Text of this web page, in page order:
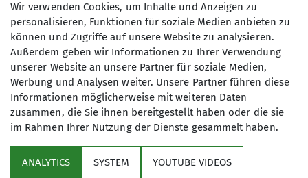
Die Rundwanderung führt vom Bahnhof durch
das Zentrum von Witzenhausen auf dem
Kirschwanderweg 1 zum Sulzberg und weiter auf
dem Werra-Burgen-Steig durch Wendershausen.
Von dort geht es zurück ins Zentrum von
Witzenhausen und dann zum Bahnhof.
Die Streckenlänge beträgt ca. 17 km mit ca. 400
Die Strecke verläuft überwiegend auf gut
Wir verwenden Cookies, um Inhalte und Anzeigen zu
personalisieren, Funktionen für soziale Medien anbieten zu
können und Zugriffe auf unsere Website zu analysieren.
Außerdem geben wir Informationen zu Ihrer Verwendung
unserer Website an unsere Partner für soziale Medien,
Werbung und Analysen weiter. Unsere Partner führen diese
Informationen möglicherweise mit weiteren Daten
zusammen, die Sie ihnen bereitgestellt haben oder die sie
im Rahmen Ihrer Nutzung der Dienste gesammelt haben.
ANALYTICS SYSTEM YOUTUBE VIDEOS